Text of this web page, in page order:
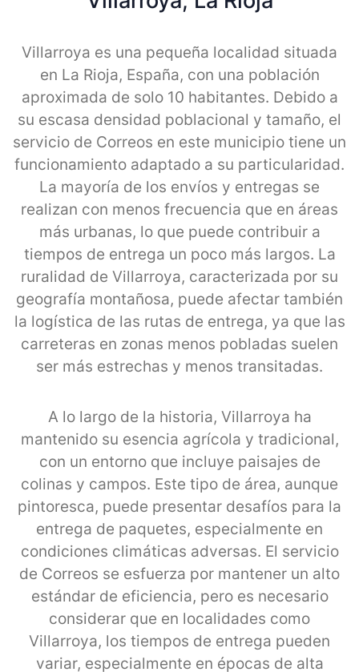
Villarroya es una pequeña localidad situada
en La Rioja, España, con una población
aproximada de solo 10 habitantes. Debido a
su escasa densidad poblacional y tamaño, el
servicio de Correos en este municipio tiene un
funcionamiento adaptado a su particularidad.
La mayoría de los envíos y entregas se
realizan con menos frecuencia que en áreas
más urbanas, lo que puede contribuir a
tiempos de entrega un poco más largos. La
ruralidad de Villarroya, caracterizada por su
geografía montañosa, puede afectar también
la logística de las rutas de entrega, ya que las
carreteras en zonas menos pobladas suelen
ser más estrechas y menos transitadas.
A lo largo de la historia, Villarroya ha
mantenido su esencia agrícola y tradicional,
con un entorno que incluye paisajes de
colinas y campos. Este tipo de área, aunque
pintoresca, puede presentar desafíos para la
entrega de paquetes, especialmente en
condiciones climáticas adversas. El servicio
de Correos se esfuerza por mantener un alto
estándar de eficiencia, pero es necesario
considerar que en localidades como
Villarroya, los tiempos de entrega pueden
variar, especialmente en épocas de alta